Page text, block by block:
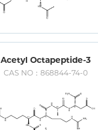
Acetyl Octapeptide-3
CAS NO：868844-74-0